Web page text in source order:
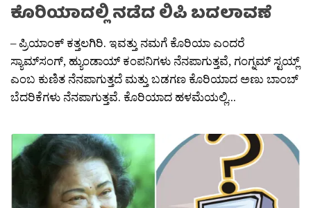
ಕೊರಿಯಾದಲ್ಲಿ ನಡೆದ ಲಿಪಿ ಬದಲಾವಣೆ
– ಪ್ರಿಯಾಂಕ್ ಕತ್ತಲಗಿರಿ. ಇವತ್ತು ನಮಗೆ ಕೊರಿಯಾ ಎಂದರೆ
ಸ್ಯಾಮ್‍ಸಂಗ್, ಹ್ಯುಂಡಾಯ್ ಕಂಪನಿಗಳು ನೆನಪಾಗುತ್ತವೆ, ಗಂಗ್ನಮ್ ಸ್ಟಯ್ಲ್
ಎಂಬ ಕುಣಿತ ನೆನಪಾಗುತ್ತದೆ ಮತ್ತು ಬಡಗಣ ಕೊರಿಯಾದ ಅಣು ಬಾಂಬ್
ಬೆದರಿಕೆಗಳು ನೆನಪಾಗುತ್ತವೆ. ಕೊರಿಯಾದ ಹಳಮೆಯಲ್ಲಿ...